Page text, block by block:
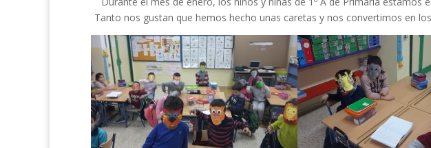
Tanto nos gustan que hemos hecho unas caretas y nos convertimos en